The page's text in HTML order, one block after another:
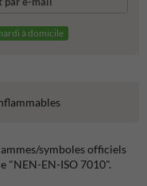
à domicile
symboles officiels
"NEN-EN-ISO 7010".